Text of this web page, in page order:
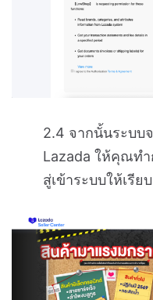
2.4 จากนั้นระบบ
Lazada ให้คุณทำ
สู่เข้าระบบให้เรีย